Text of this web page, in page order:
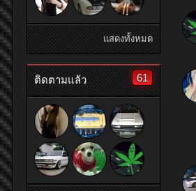
แสดงทั้งหมด
ติดตามแล้ว 61